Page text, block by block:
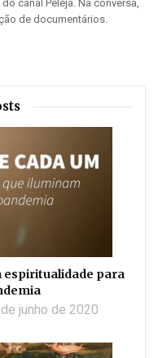
canal Peleja. Na conversa,
de documentários.
espiritualidade para
junho de 2020